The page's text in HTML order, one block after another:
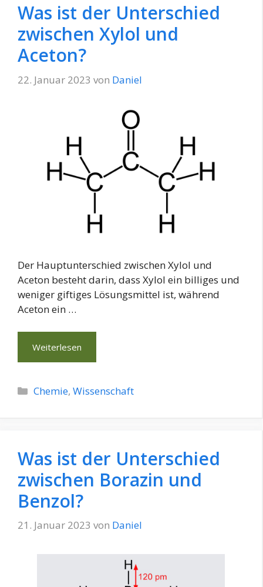
Was ist der Unterschied
zwischen Xylol und
Aceton?
22. Januar 2023 von Daniel
Der Hauptunterschied zwischen Xylol und
Aceton besteht darin, dass Xylol ein billiges und
weniger giftiges Lösungsmittel ist, während
Aceton ein …
Weiterlesen
Kategorien
Chemie,Wissenschaft
Was ist der Unterschied
zwischen Borazin und
Benzol?
21. Januar 2023 von Daniel